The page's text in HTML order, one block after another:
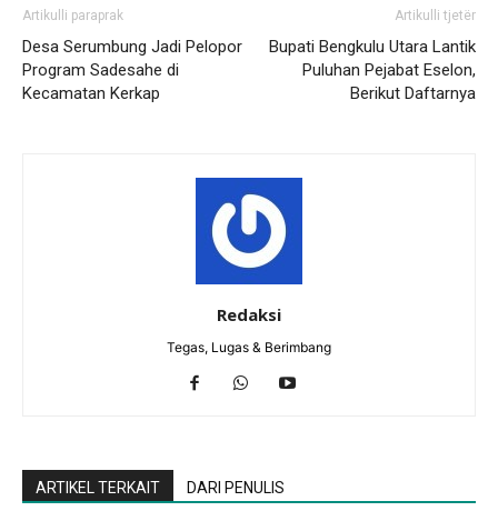
Artikulli paraprak
Desa Serumbung Jadi Pelopor
Program Sadesahe di
Kecamatan Kerkap
Artikulli tjetër
Bupati Bengkulu Utara Lantik
Puluhan Pejabat Eselon,
Berikut Daftarnya
Redaksi
Tegas, Lugas & Berimbang
ARTIKEL TERKAIT DARI PENULIS